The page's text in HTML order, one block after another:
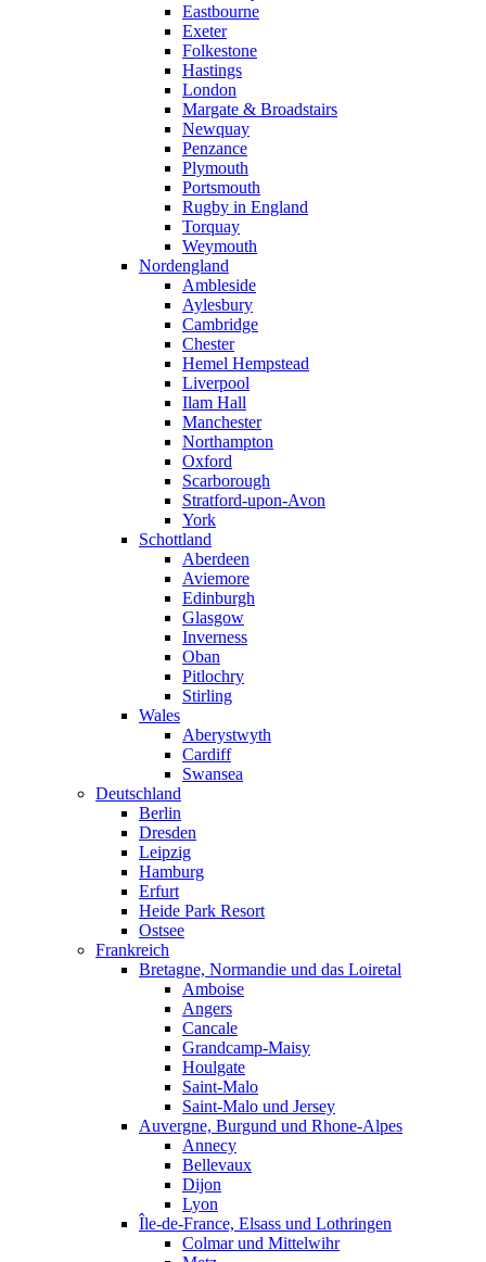
Eastbourne
Exeter
Folkestone
Hastings
London
Margate & Broadstairs
Newquay
Penzance
Plymouth
Portsmouth
Rugby in England
Torquay
Weymouth
Nordengland
Ambleside
Aylesbury
Cambridge
Chester
Hemel Hempstead
Liverpool
Ilam Hall
Manchester
Northampton
Oxford
Scarborough
Stratford-upon-Avon
York
Schottland
Aberdeen
Aviemore
Edinburgh
Glasgow
Inverness
Oban
Pitlochry
Stirling
Wales
Aberystwyth
Cardiff
Swansea
Deutschland
Berlin
Dresden
Leipzig
Hamburg
Erfurt
Heide Park Resort
Ostsee
Frankreich
Bretagne, Normandie und das Loiretal
Amboise
Angers
Cancale
Grandcamp-Maisy
Houlgate
Saint-Malo
Saint-Malo und Jersey
Auvergne, Burgund und Rhone-Alpes
Annecy
Bellevaux
Dijon
Lyon
Île-de-France, Elsass und Lothringen
Colmar und Mittelwihr